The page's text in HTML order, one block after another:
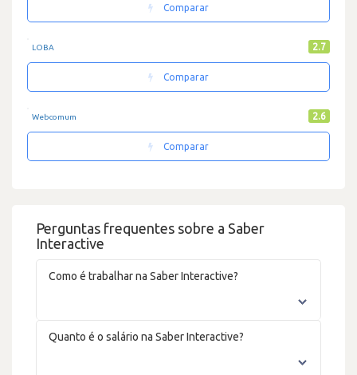
Perguntas frequentes sobre a Saber
Interactive
Como é trabalhar na Saber Interactive?
Quanto é o salário na Saber Interactive?
Comparar
LOBA 2.7
Comparar
Webcomum 2.6
Comparar